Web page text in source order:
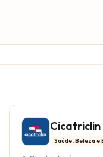
Cicatriclin
Saúde, Beleza e